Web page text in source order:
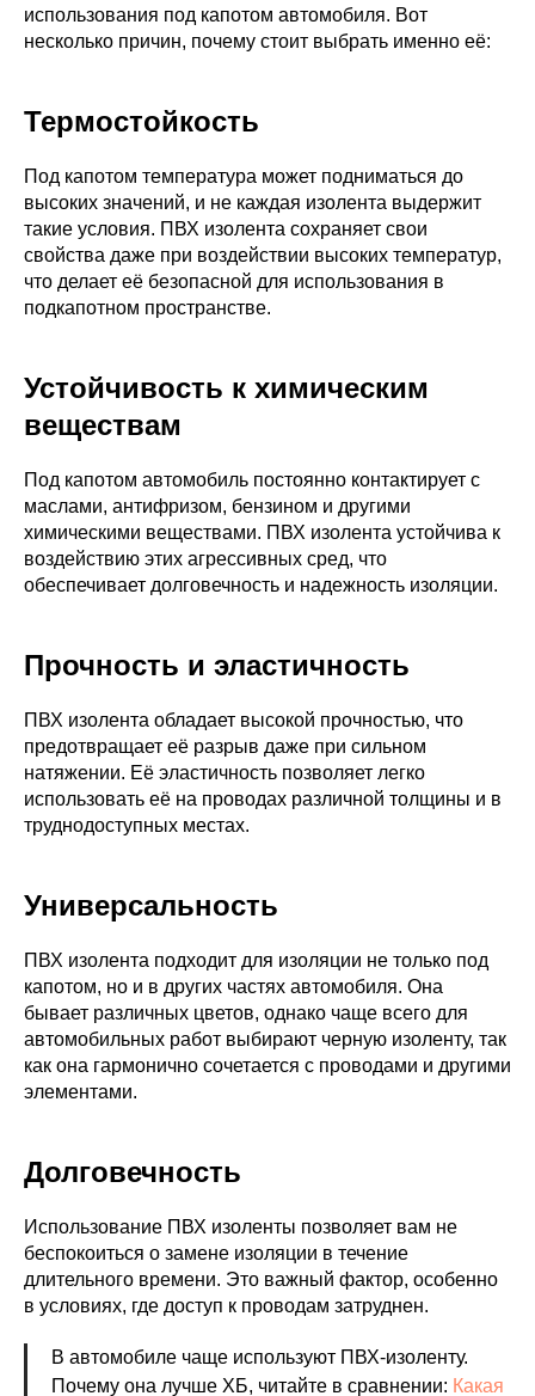
использования под капотом автомобиля. Вот
несколько причин, почему стоит выбрать именно её:
Термостойкость
Под капотом температура может подниматься до
высоких значений, и не каждая изолента выдержит
такие условия. ПВХ изолента сохраняет свои
свойства даже при воздействии высоких температур,
что делает её безопасной для использования в
подкапотном пространстве.
Устойчивость к химическим
веществам
Под капотом автомобиль постоянно контактирует с
маслами, антифризом, бензином и другими
химическими веществами. ПВХ изолента устойчива к
воздействию этих агрессивных сред, что
обеспечивает долговечность и надежность изоляции.
Прочность и эластичность
ПВХ изолента обладает высокой прочностью, что
предотвращает её разрыв даже при сильном
натяжении. Её эластичность позволяет легко
использовать её на проводах различной толщины и в
труднодоступных местах.
Универсальность
ПВХ изолента подходит для изоляции не только под
капотом, но и в других частях автомобиля. Она
бывает различных цветов, однако чаще всего для
автомобильных работ выбирают черную изоленту, так
как она гармонично сочетается с проводами и другими
элементами.
Долговечность
Использование ПВХ изоленты позволяет вам не
беспокоиться о замене изоляции в течение
длительного времени. Это важный фактор, особенно
в условиях, где доступ к проводам затруднен.
В автомобиле чаще используют ПВХ-изоленту.
Почему она лучше ХБ, читайте в сравнении: Какая